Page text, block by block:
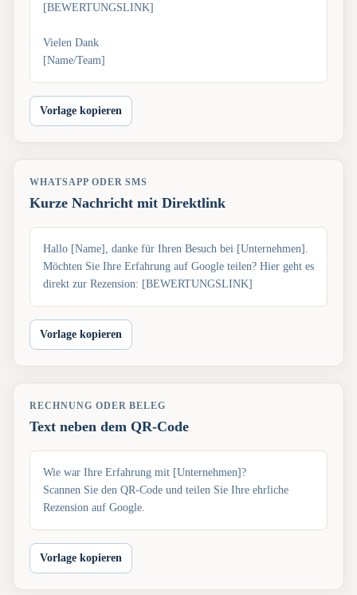
[BEWERTUNGSLINK]
Vielen Dank
[Name/Team]
Vorlage kopieren
WHATSAPP ODER SMS
Kurze Nachricht mit Direktlink
Hallo [Name], danke für Ihren Besuch bei [Unternehmen].
Möchten Sie Ihre Erfahrung auf Google teilen? Hier geht es
direkt zur Rezension: [BEWERTUNGSLINK]
Vorlage kopieren
RECHNUNG ODER BELEG
Text neben dem QR-Code
Wie war Ihre Erfahrung mit [Unternehmen]?
Scannen Sie den QR-Code und teilen Sie Ihre ehrliche
Rezension auf Google.
Vorlage kopieren